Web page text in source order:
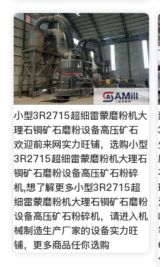
小型3R2715超细雷蒙磨粉机大
理石铜矿石磨粉设备高压矿石
欢迎前来网实力旺铺，选购小型
3R2715超细雷蒙磨粉机大理石
铜矿石磨粉设备高压矿石粉碎
机,想了解更多小型3R2715超
细雷蒙磨粉机大理石铜矿石磨粉
设备高压矿石粉碎机，请进入机
械制造生产厂家的设备实力旺
铺，更多商品任你选购